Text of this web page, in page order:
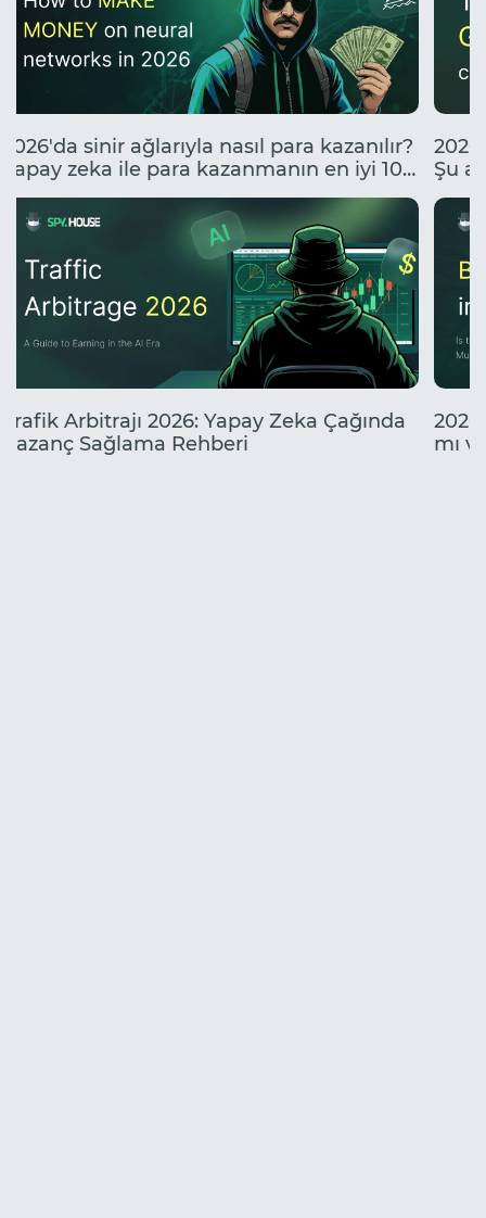
2026'da sinir ağlarıyla nasıl para kazanılır?
Yapay zeka ile para kazanmanın en iyi 10
yolu.
Trafik Arbitrajı 2026: Yapay Zeka Çağında
Kazanç Sağlama Rehberi
Şu
mı